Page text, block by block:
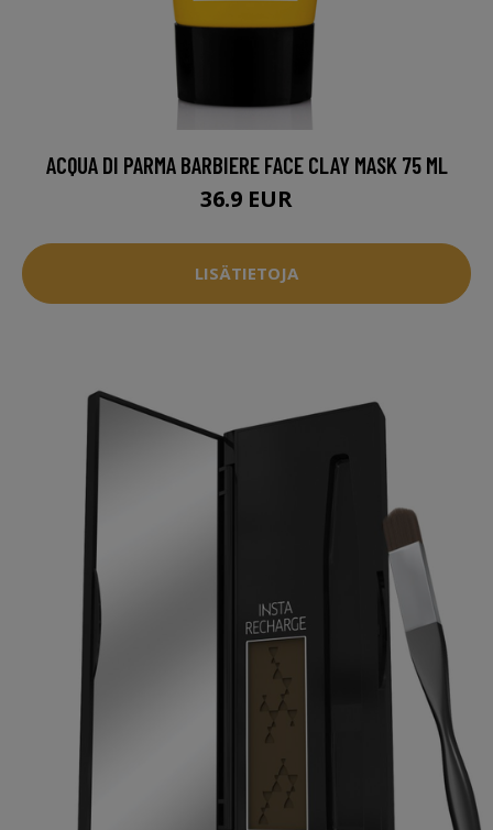
ACQUA DI PARMA BARBIERE FACE CLAY MASK 75 ML
36.9 EUR
LISÄTIETOJA